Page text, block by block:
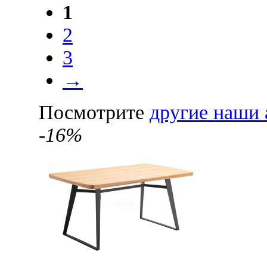
1
2
3
→
Посмотрите другие наши
-16%